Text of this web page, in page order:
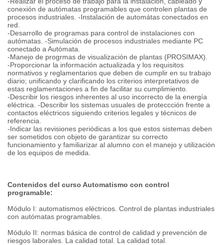
conexión de autómatas programables que controlen plantas de
procesos industriales. -Instalación de automátas conectados en
red.
-Desarrollo de programas para control de instalaciones con
autómatas. -Simulación de procesos industriales mediante PC
conectado a Autómata.
-Manejo de progrmas de visualización de plantas (PROSIMAX).
-Proporcionar la información actualizada y los requisitos
normativos y reglamentarios que deben de cumplir en su trabajo
diario; unificando y clarificando los criterios interpretativos de
estas reglamentaciones a fin de facilitar su cumplimiento.
-Describir los riesgos inherentes al uso incorrecto de la energía
eléctrica. -Describir los sistemas usuales de proteccción frente a
contactos eléctricos siguiendo criterios legales y técnicos de
referencia.
-Indicar las revisiones periódicas a los que estos sistemas deben
ser sometidos con objeto de garantizar su correcto
funcionamiento y familiarizar al alumno con el manejo y utilización
de los equipos de medida.
Contenidos del curso Automatismo con control
programable:
Módulo I: automatismos eléctricos. Control de plantas industriales
con autómatas programables.
Módulo II: normas básica de control de calidad y prevención de
riesgos laborales. La calidad total. La calidad total.